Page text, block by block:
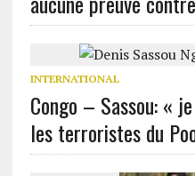
INTERNATIONAL
Congo – Sassou: «
les terroristes du